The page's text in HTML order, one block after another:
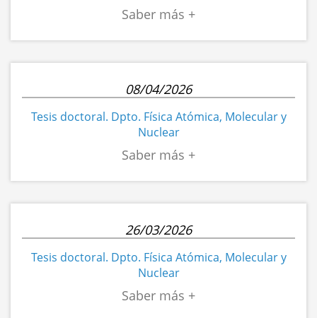
08/04/2026
Tesis doctoral. Dpto. Física Atómica, Molecular y
Nuclear
26/03/2026
Tesis doctoral. Dpto. Física Atómica, Molecular y
Nuclear